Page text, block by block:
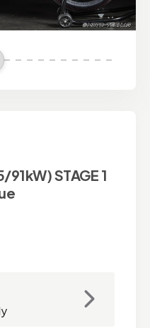
91kW) STAGE 1